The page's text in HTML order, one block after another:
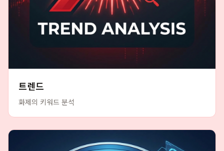
트렌드
화제의 키워드 분석